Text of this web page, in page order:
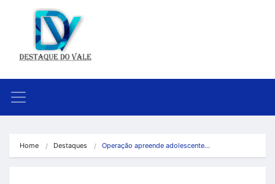
Home Destaques Operação apreende adolescente…